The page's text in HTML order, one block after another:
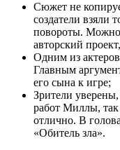
Сюжет не
создатели взяли
повороты. Можно
авторский
Одним из
Главным
его сына к игре;
Зрители
работ Миллы,
отлично. В
«Обитель зла».